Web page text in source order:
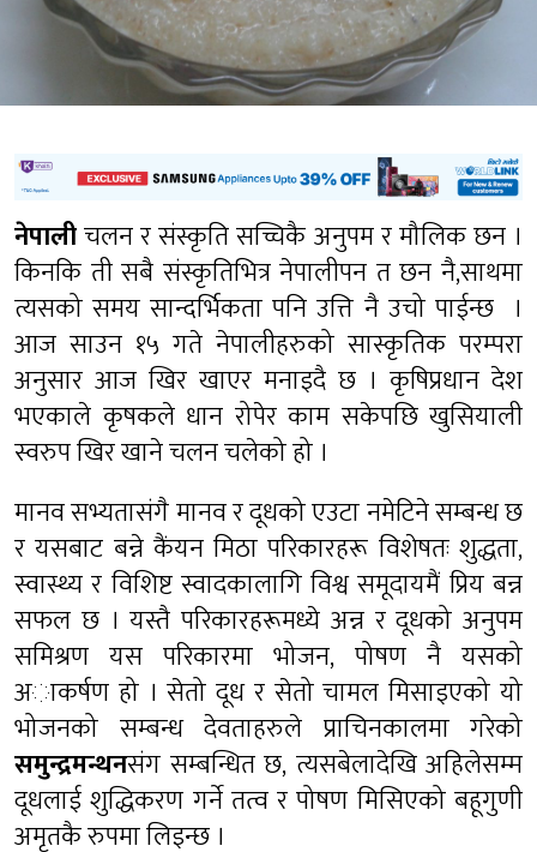
नेपालीचलन र संस्कृति सच्चिकै अनुपम र मौलिक छन ।
किनकि ती सबै संस्कृतिभित्र नेपालीपन त छन नै,साथमा
त्यसको समय सान्दर्भिकता पनि उत्ति नै उचो पाईन्छ ।
आज साउन १५ गते नेपालीहरुको सास्कृतिक परम्परा
अनुसार आज खिर खाएर मनाइदै छ । कृषिप्रधान देश
भएकाले कृषकले धान रोपेर काम सकेपछि खुसियाली
स्वरुप खिर खाने चलन चलेको हो ।
मानव सभ्यतासंगै मानव र दूधको एउटा नमेटिने सम्बन्ध छ
र यसबाट बन्ने कैंयन मिठा परिकारहरू विशेषतः शुद्धता,
स्वास्थ्य र विशिष्ट स्वादकालागि विश्व समूदायमैं प्रिय बन्न
सफल छ । यस्तै परिकारहरूमध्ये अन्न र दूधको अनुपम
समिश्रण यस परिकारमा भोजन, पोषण नै यसको
अाकर्षण हो । सेतो दूध र सेतो चामल मिसाइएको यो
भोजनको सम्बन्ध देवताहरुले प्राचिनकालमा गरेको
समुन्द्रमन्थनसंग सम्बन्धित छ, त्यसबेलादेखि अहिलेसम्म
दूधलाई शुद्धिकरण गर्ने तत्व र पोषण मिसिएको बहूगुणी
अमृतकै रुपमा लिइन्छ ।